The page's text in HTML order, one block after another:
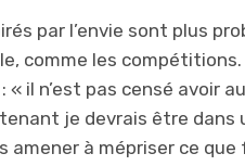
par l’envie sont plus
comme les compétitions.
: « il n’est pas censé avoir
je devrais être dans
amener à mépriser ce que